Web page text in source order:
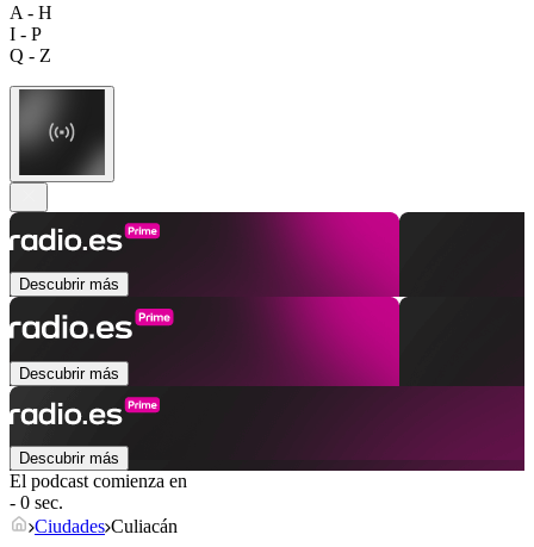
A - H
I - P
Q - Z
Descubrir más
Descubrir más
Descubrir más
El podcast comienza en
- 0 sec.
Ciudades Culiacán